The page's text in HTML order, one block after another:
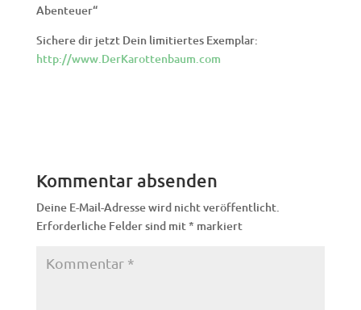
Abenteuer“
Sichere dir jetzt Dein limitiertes Exemplar:
http://www.DerKarottenbaum.com
Kommentar absenden
Deine E-Mail-Adresse wird nicht veröffentlicht.
Erforderliche Felder sind mit* markiert